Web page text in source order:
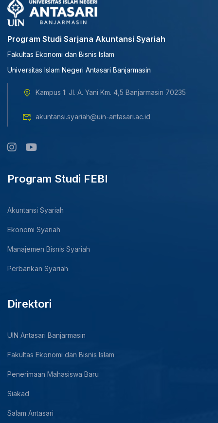
Program Studi Sarjana Akuntansi Syariah
Fakultas Ekonomi dan Bisnis Islam
Universitas Islam Negeri Antasari Banjarmasin
Kampus 1: Jl. A. Yani Km. 4,5 Banjarmasin 70235
akuntansi.syariah@uin-antasari.ac.id
Program Studi FEBI
Akuntansi Syariah
Ekonomi Syariah
Manajemen Bisnis Syariah
Perbankan Syariah
Direktori
UIN Antasari Banjarmasin
Fakultas Ekonomi dan Bisnis Islam
Penerimaan Mahasiswa Baru
Siakad
Salam Antasari